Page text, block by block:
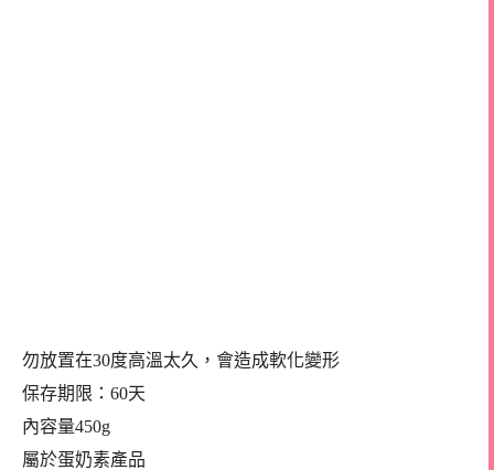
勿放置在30度高溫太久，會造成軟化變形
保存期限：60天
內容量450g
屬於蛋奶素產品